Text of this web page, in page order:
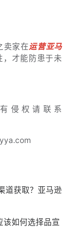
卖家在运营亚马
才能防患于未
侵权请联系
道获取？亚马逊
如何选择品宣